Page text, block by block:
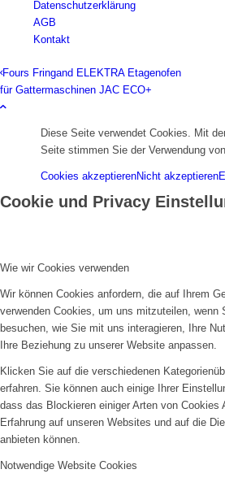
Datenschutzerklärung
AGB
Kontakt
Fours Fringand ELEKTRA Etagenofen
für Gattermaschinen JAC ECO+
Diese Seite verwendet Cookies. Mit
Seite stimmen Sie der Verwendung
Cookies akzeptierenNicht akzeptieren
Cookie und Privacy
Wie wir Cookies verwenden
Wir können Cookies anfordern, die auf Ihrem
verwenden Cookies, um uns mitzuteilen, wenn
besuchen, wie Sie mit uns interagieren, Ihre
Ihre Beziehung zu unserer Website anpassen.
Klicken Sie auf die verschiedenen
erfahren. Sie können auch einige Ihrer
dass das Blockieren einiger Arten von Cookies
Erfahrung auf unseren Websites und auf die
anbieten können.
Notwendige Website Cookies